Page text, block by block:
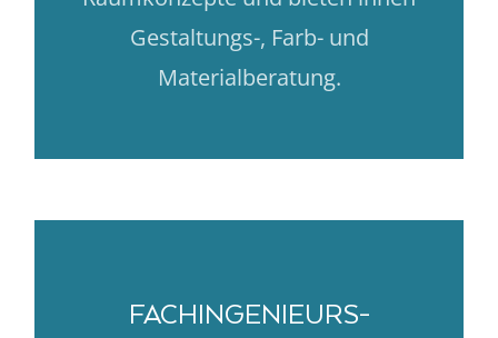
Gestaltungs-, Farb- und
Materialberatung.
FACHINGENIEURS-